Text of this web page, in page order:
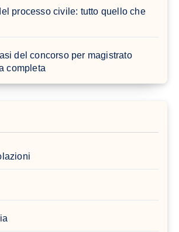
processo civile: tutto quello che
del concorso per magistrato
completa